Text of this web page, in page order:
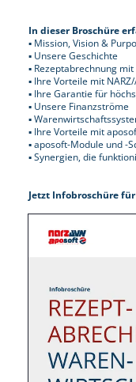
In dieser Broschüre
▪ Mission, Vision &
▪ Unsere Geschichte
▪ Rezeptabrechnung mit
▪ Ihre Vorteile mit NARZ/
▪ Ihre Garantie für
▪ Unsere Finanzströme
▪
▪ Ihre Vorteile mit
▪ aposoft-Module und -
▪ Synergien, die
Jetzt Infobroschüre